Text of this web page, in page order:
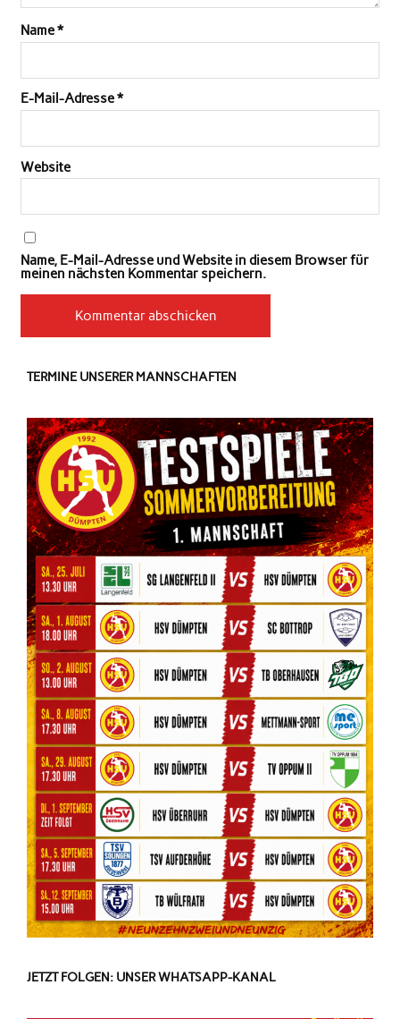
Name*
E-Mail-Adresse*
Website
Name, E-Mail-Adresse und Website in diesem Browser für
meinen nächsten Kommentar speichern.
TERMINE UNSERER MANNSCHAFTEN
JETZT FOLGEN: UNSER WHATSAPP-KANAL